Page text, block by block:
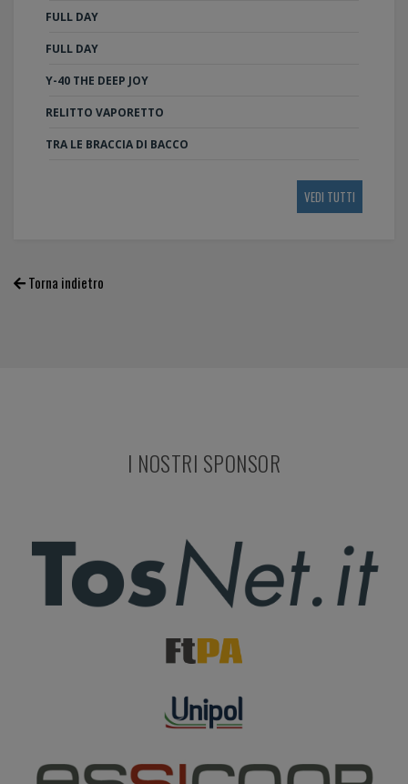
FULL DAY
FULL DAY
Y-40 THE DEEP JOY
RELITTO VAPORETTO
TRA LE BRACCIA DI BACCO
VEDI TUTTI
Torna indietro
I NOSTRI SPONSOR